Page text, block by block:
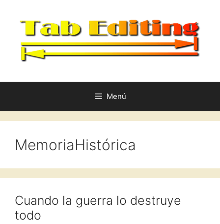
Menú
MemoriaHistórica
Cuando la guerra lo destruye
todo